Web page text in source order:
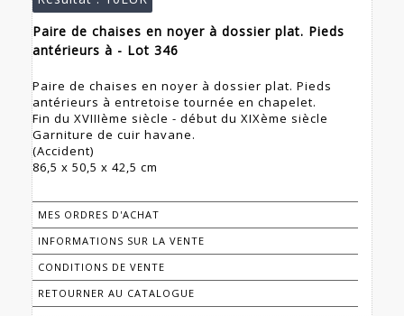
Paire de chaises en noyer à dossier plat. Pieds
antérieurs à - Lot 346
Paire de chaises en noyer à dossier plat. Pieds
antérieurs à entretoise tournée en chapelet.
Fin du XVIIIème siècle - début du XIXème siècle
Garniture de cuir havane.
(Accident)
86,5 x 50,5 x 42,5 cm
MES ORDRES D'ACHAT
INFORMATIONS SUR LA VENTE
CONDITIONS DE VENTE
RETOURNER AU CATALOGUE